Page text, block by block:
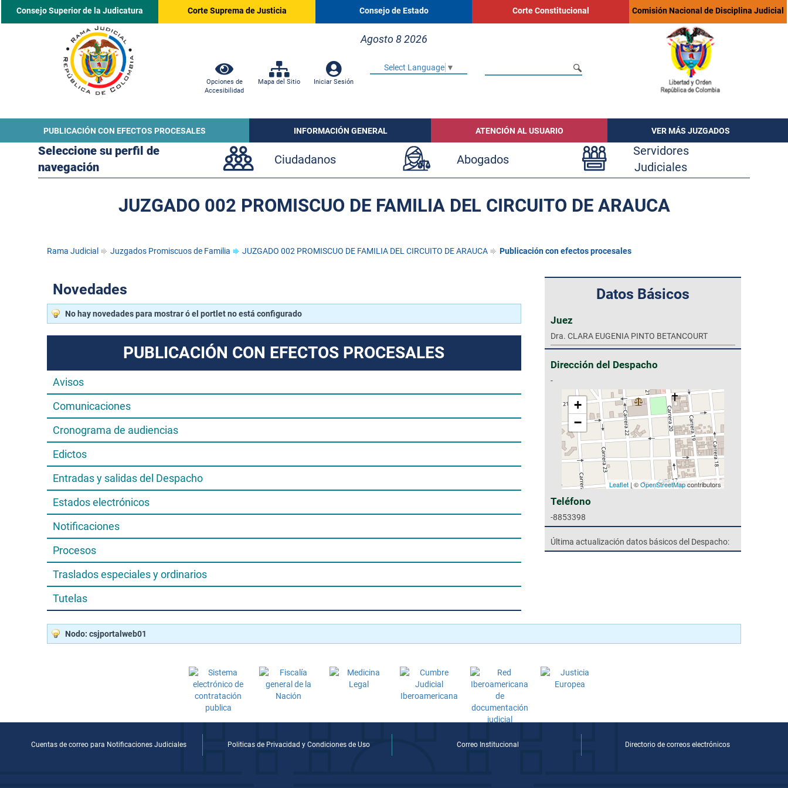
Consejo Superior de la Judicatura Corte Suprema de Justicia Consejo de Estado Corte Constitucional Comisión Nacional de Disciplina Judicial
Agosto 8 2026
Opciones de
Accesibilidad
Mapa del Sitio Iniciar Sesión
Select Language ▼
PUBLICACIÓN CON EFECTOS PROCESALES INFORMACIÓN GENERAL ATENCIÓN AL USUARIO VER MÁS JUZGADOS
Seleccione su perfil de
navegación
Ciudadanos Abogados
Servidores
Judiciales
JUZGADO 002 PROMISCUO DE FAMILIA DEL CIRCUITO DE ARAUCA
Rama Judicial Juzgados Promiscuos de Familia JUZGADO 002 PROMISCUO DE FAMILIA DEL CIRCUITO DE ARAUCA Publicación con efectos procesales
Novedades
No hay novedades para mostrar ó el portlet no está configurado
PUBLICACIÓN CON EFECTOS PROCESALES
Avisos
Comunicaciones
Cronograma de audiencias
Edictos
Entradas y salidas del Despacho
Estados electrónicos
Notificaciones
Procesos
Traslados especiales y ordinarios
Tutelas
Datos Básicos
Juez
Dra. CLARA EUGENIA PINTO BETANCOURT
Dirección del Despacho
-
+
−
Leaflet | ©OpenStreetMapcontributors
Teléfono
-8853398
Última actualización datos básicos del Despacho:
Nodo: csjportalweb01
Cuentas de correo para Notificaciones Judiciales Politicas de Privacidad y Condiciones de Uso Correo Institucional Directorio de correos electrónicos